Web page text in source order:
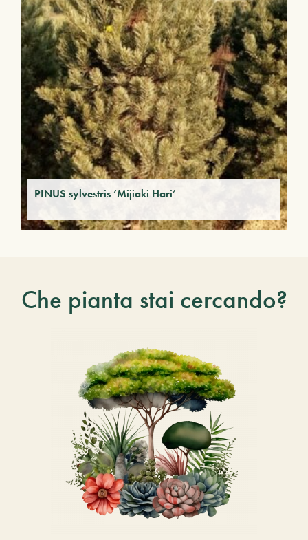
PINUS sylvestris ‘Mijiaki Hari’
Che pianta stai cercando?